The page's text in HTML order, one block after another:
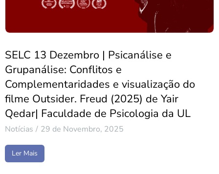
SELC 13 Dezembro | Psicanálise e
Grupanálise: Conflitos e
Complementaridades e visualização do
filme Outsider. Freud (2025) de Yair
Qedar| Faculdade de Psicologia da UL
Notícias 29 de Novembro, 2025
Ler Mais